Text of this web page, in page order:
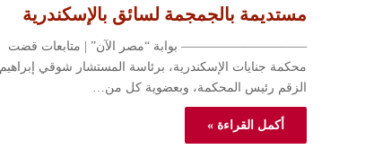
مستديمة بالجمجمة لسائق بالإسكندرية
—————————— بوابة “مصر الآن” | متابعات قضت
محكمة جنايات الإسكندرية، برئاسة المستشار شوقي إبراهيم
الزقم رئيس المحكمة، وبعضوية كل من…
أكمل القراءة »